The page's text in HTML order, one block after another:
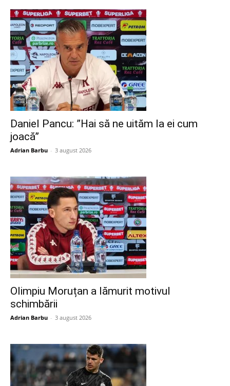
Daniel Pancu: ”Hai să ne uităm la ei cum
joacă”
Adrian Barbu - 3 august 2026
Olimpiu Moruțan a lămurit motivul
schimbării
Adrian Barbu - 3 august 2026